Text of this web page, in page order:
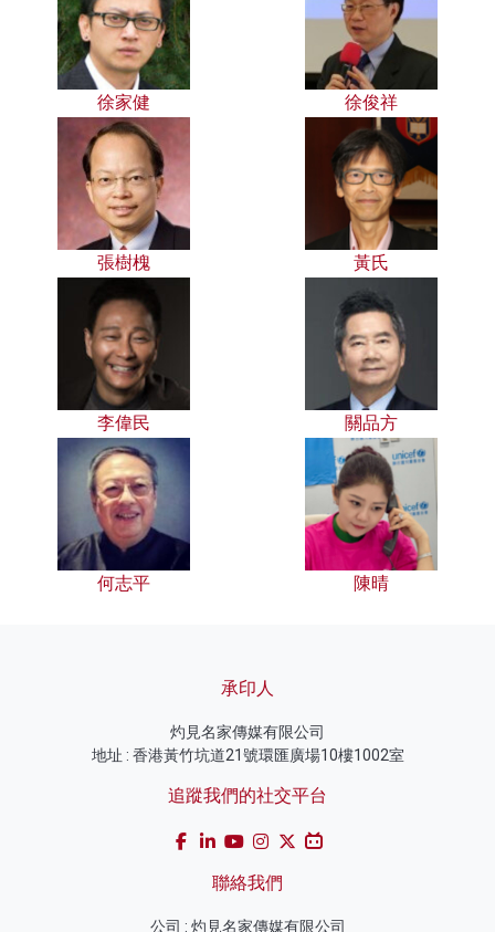
徐家健 徐俊祥
張樹槐 黃氏
李偉民 關品方
何志平 陳晴
承印人
灼見名家傳媒有限公司
地址 : 香港黃竹坑道21號環匯廣場10樓1002室
追蹤我們的社交平台
聯絡我們
公司 : 灼見名家傳媒有限公司